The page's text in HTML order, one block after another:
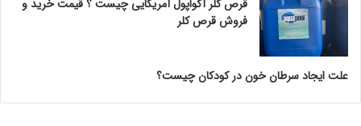
قرص کلر آکواپول آمریکایی چیست ؟ قیمت خرید و
فروش قرص کلر
علت ایجاد سرطان خون در کودکان چیست؟